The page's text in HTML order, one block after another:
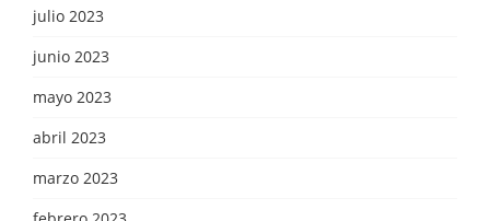
julio 2023
junio 2023
mayo 2023
abril 2023
marzo 2023